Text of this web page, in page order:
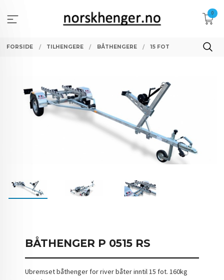
innholdet
0
FORSIDE TILHENGERE BÅTHENGERE 15 FOT
BÅTHENGER P 0515 RS
Ubremset båthenger for river båter inntil 15 fot. 160kg